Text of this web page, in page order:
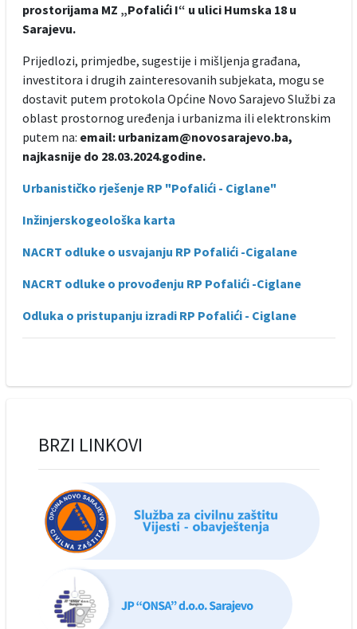
prostorijama MZ „Pofalići I“ u ulici Humska 18 u
Sarajevu.
Prijedlozi, primjedbe, sugestije i mišljenja građana,
investitora i drugih zainteresovanih subjekata, mogu se
dostavit putem protokola Općine Novo Sarajevo Službi za
oblast prostornog uređenja i urbanizma ili elektronskim
putem na: email: urbanizam@novosarajevo.ba,
najkasnije do 28.03.2024.godine.
Urbanističko rješenje RP "Pofalići - Ciglane"
Inžinjerskogeološka karta
NACRT odluke o usvajanju RP Pofalići -Cigalane
NACRT odluke o provođenju RP Pofalići -Ciglane
Odluka o pristupanju izradi RP Pofalići - Ciglane
BRZI LINKOVI